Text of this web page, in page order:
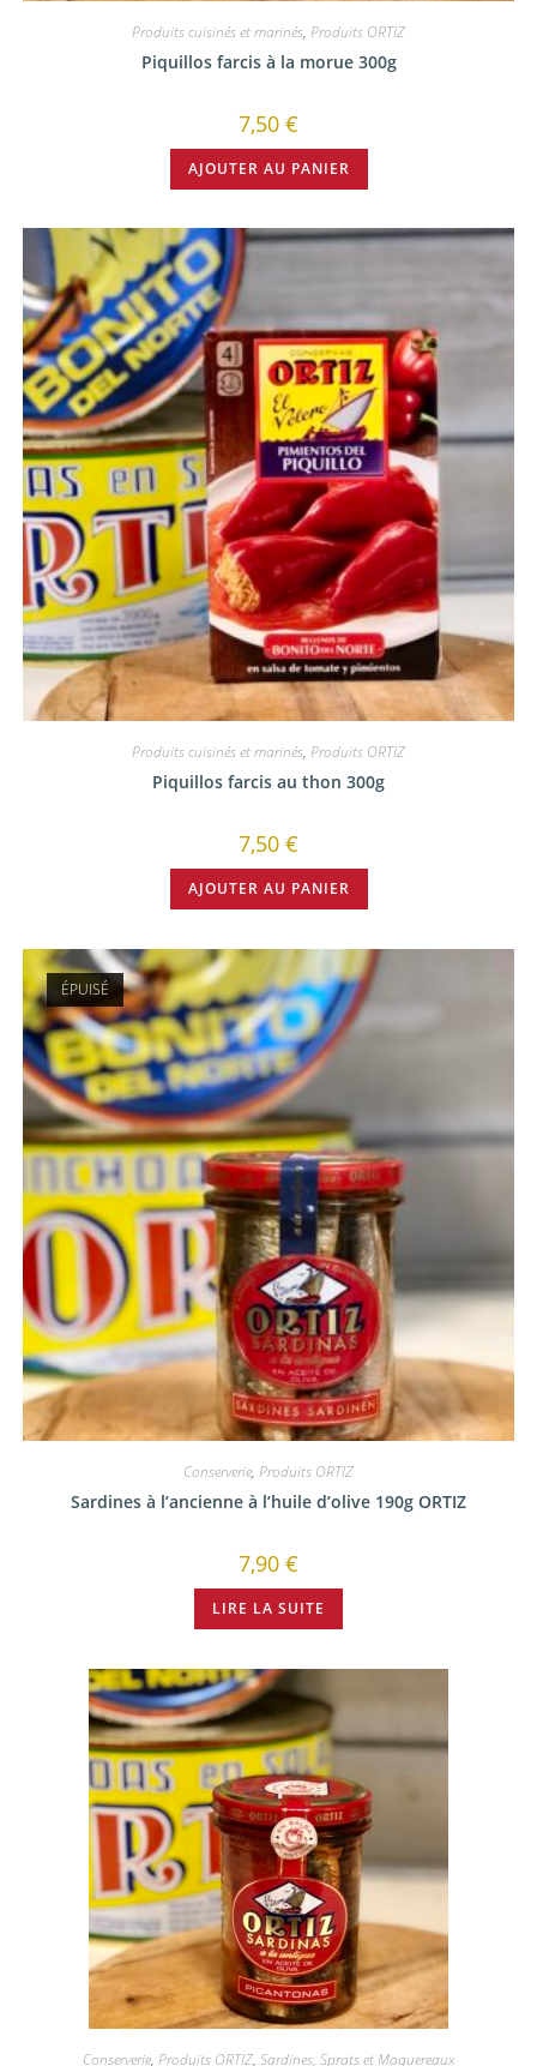
Produits cuisinés et marinés, Produits ORTIZ
Piquillos farcis à la morue 300g
7,50 €
AJOUTER AU PANIER
Produits cuisinés et marinés, Produits ORTIZ
Piquillos farcis au thon 300g
7,50 €
AJOUTER AU PANIER
ÉPUISÉ
Conserverie, Produits ORTIZ
Sardines à l’ancienne à l’huile d’olive 190g ORTIZ
7,90 €
LIRE LA SUITE
Conserverie, Produits ORTIZ, Sardines, Sprats et Maquereaux